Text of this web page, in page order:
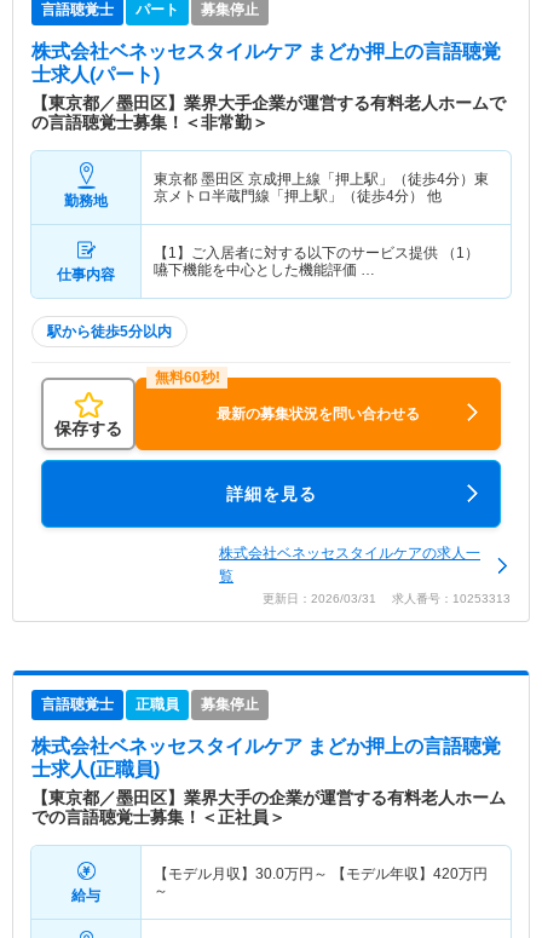
言語聴覚士 パート 募集停止
株式会社ベネッセスタイルケア まどか押上の言語聴覚
士求人(パート)
【東京都／墨田区】業界大手企業が運営する有料老人ホームで
の言語聴覚士募集！＜非常勤＞
勤務地
東京都 墨田区 京成押上線「押上駅」（徒歩4分）東
京メトロ半蔵門線「押上駅」（徒歩4分） 他
仕事内容
【1】ご入居者に対する以下のサービス提供 （1）
嚥下機能を中心とした機能評価 …
駅から徒歩5分以内
保存する
最新の募集状況を問い合わせる
詳細を見る
株式会社ベネッセスタイルケアの求人一
覧
更新日：2026/03/31 求人番号：10253313
言語聴覚士 正職員 募集停止
株式会社ベネッセスタイルケア まどか押上の言語聴覚
士求人(正職員)
【東京都／墨田区】業界大手の企業が運営する有料老人ホーム
での言語聴覚士募集！＜正社員＞
給与
【モデル月収】 30.0万円～ 【モデル年収】 420万円
～